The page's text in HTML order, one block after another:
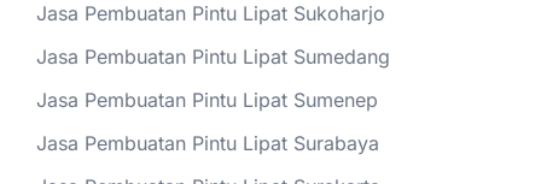
Jasa Pembuatan Pintu Lipat Sukoharjo
Jasa Pembuatan Pintu Lipat Sumedang
Jasa Pembuatan Pintu Lipat Sumenep
Jasa Pembuatan Pintu Lipat Surabaya